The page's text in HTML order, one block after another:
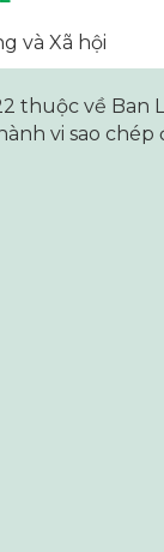
và Xã hội
thuộc về Ban
vi sao